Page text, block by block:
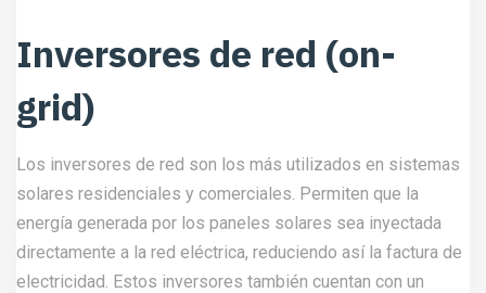
Inversores de red (on-
grid)
Los inversores de red son los más utilizados en sistemas
solares residenciales y comerciales. Permiten que la
energía generada por los paneles solares sea inyectada
directamente a la red eléctrica, reduciendo así la factura de
electricidad. Estos inversores también cuentan con un